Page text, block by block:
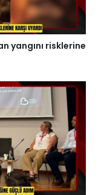
yangını risklerine